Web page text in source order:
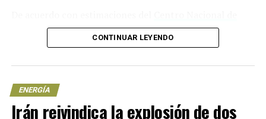
El caso de la minirefinería en Reynosa se suma a un
participación en el huachicol fiscal. Sin embargo, las
autoridades no han confirmado si existe un vínculo
Control de Energía (CENACE)y distintos reportes del
sector, México superó los 50 mil megawatts (MW) de
ubicarse entre 54 mil y 55.6 mil MW. En paralelo, cifras
compiladas para el país indican que el consumo
eléctrico total pasó de 324,662 gigawatts hora (GWh) en
CONTINUAR LEYENDO
ENERGÍA
Irán reivindica la explosión de dos